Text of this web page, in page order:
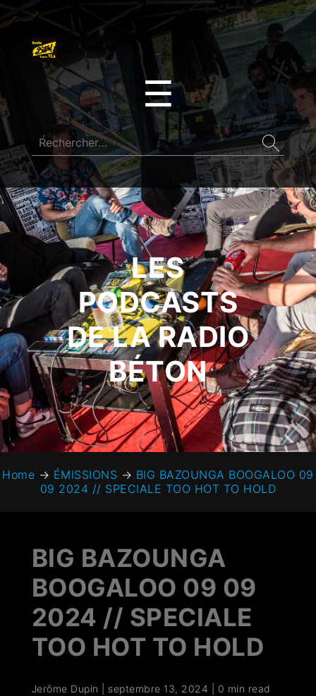
☰
LES
PODCASTS
DE LA RADIO
BÉTON
Home → ÉMISSIONS → BIG BAZOUNGA BOOGALOO 09
09 2024 // SPECIALE TOO HOT TO HOLD
BIG BAZOUNGA
BOOGALOO 09 09
2024 // SPECIALE
TOO HOT TO HOLD
Jerôme Dupin septembre 13, 2024 0 min read